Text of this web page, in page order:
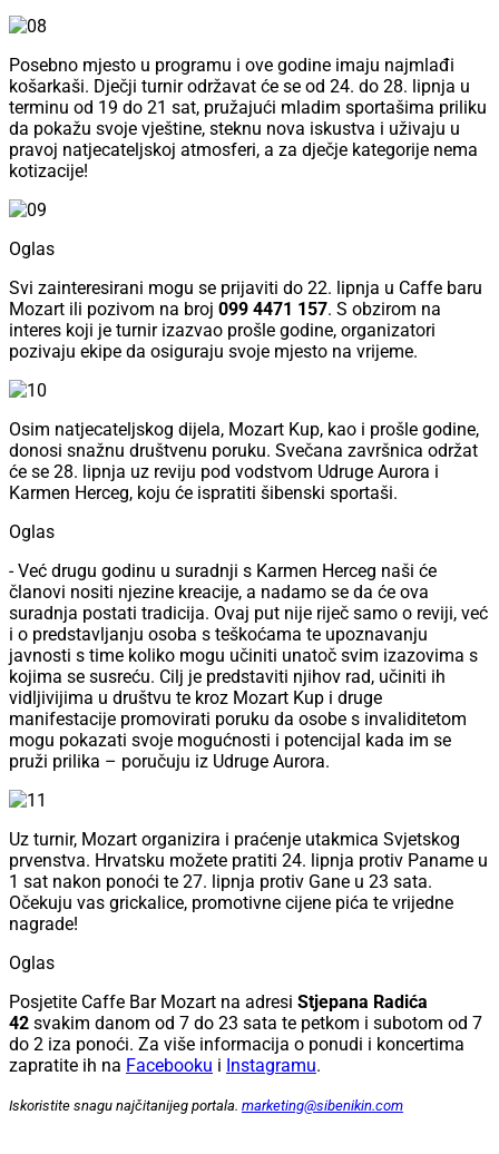
Posebno mjesto u programu i ove godine imaju najmlađi
košarkaši. Dječji turnir održavat će se od 24. do 28. lipnja u
terminu od 19 do 21 sat, pružajući mladim sportašima priliku
da pokažu svoje vještine, steknu nova iskustva i uživaju u
pravoj natjecateljskoj atmosferi, a za dječje kategorije nema
kotizacije!
Oglas
Svi zainteresirani mogu se prijaviti do 22. lipnja u Caffe baru
Mozart ili pozivom na broj 099 4471 157. S obzirom na
interes koji je turnir izazvao prošle godine, organizatori
pozivaju ekipe da osiguraju svoje mjesto na vrijeme.
Osim natjecateljskog dijela, Mozart Kup, kao i prošle godine,
donosi snažnu društvenu poruku. Svečana završnica održat
će se 28. lipnja uz reviju pod vodstvom Udruge Aurora i
Karmen Herceg, koju će ispratiti šibenski sportaši.
Oglas
- Već drugu godinu u suradnji s Karmen Herceg naši će
članovi nositi njezine kreacije, a nadamo se da će ova
suradnja postati tradicija. Ovaj put nije riječ samo o reviji, već
i o predstavljanju osoba s teškoćama te upoznavanju
javnosti s time koliko mogu učiniti unatoč svim izazovima s
kojima se susreću. Cilj je predstaviti njihov rad, učiniti ih
vidljivijima u društvu te kroz Mozart Kup i druge
manifestacije promovirati poruku da osobe s invaliditetom
mogu pokazati svoje mogućnosti i potencijal kada im se
pruži prilika – poručuju iz Udruge Aurora.
Uz turnir, Mozart organizira i praćenje utakmica Svjetskog
prvenstva. Hrvatsku možete pratiti 24. lipnja protiv Paname u
1 sat nakon ponoći te 27. lipnja protiv Gane u 23 sata.
Očekuju vas grickalice, promotivne cijene pića te vrijedne
nagrade!
Oglas
Posjetite Caffe Bar Mozart na adresi Stjepana Radića
42 svakim danom od 7 do 23 sata te petkom i subotom od 7
do 2 iza ponoći. Za više informacija o ponudi i koncertima
zapratite ih na Facebooku i Instagramu.
Iskoristite snagu najčitanijeg portala. marketing@sibenikin.com